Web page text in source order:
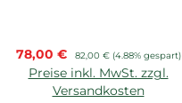
Verkaufspreis:
78,00 € Regulärer Preis:
82,00 € (4.88% gespart)
Preise inkl. MwSt. zzgl.
Versandkosten